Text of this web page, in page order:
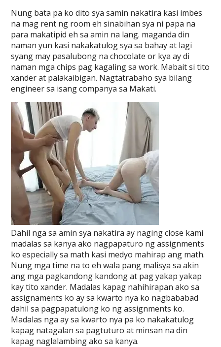
Nung bata pa ko dito sya samin nakatira kasi imbes
na mag rent ng room eh sinabihan sya ni papa na
para makatipid eh sa amin na lang. maganda din
naman yun kasi nakakatulog sya sa bahay at lagi
syang may pasalubong na chocolate or kya ay di
naman mga chips pag kagaling sa work. Mabait si tito
xander at palakaibigan. Nagtatrabaho sya bilang
engineer sa isang companya sa Makati.
Dahil nga sa amin sya nakatira ay naging close kami
madalas sa kanya ako nagpapaturo ng assignments
ko especially sa math kasi medyo mahirap ang math.
Nung mga time na to eh wala pang malisya sa akin
ang mga pagkandong kandong at pag yakap yakap
kay tito xander. Madalas kapag nahihirapan ako sa
assignaments ko ay sa kwarto nya ko nagbababad
dahil sa pagpapatulong ko ng assignments ko.
Madalas nga ay sa kwarto nya pa ko nakakatulog
kapag natagalan sa pagtuturo at minsan na din
kapag naglalambing ako sa kanya.